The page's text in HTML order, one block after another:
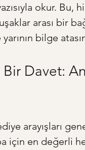
okur.
arası bir
bilge
Davet:
arayışları
için en değerli